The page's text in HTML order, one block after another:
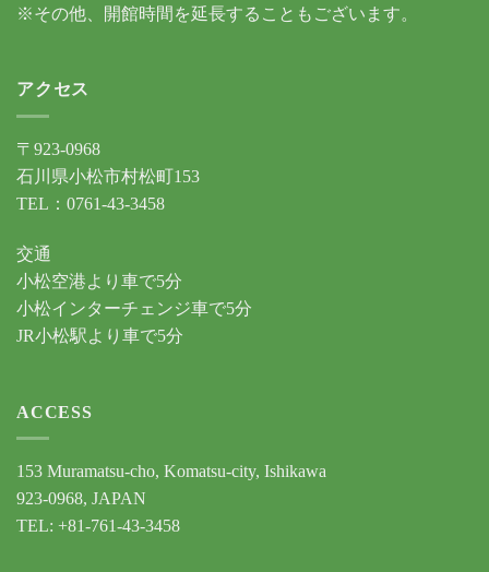
※その他、開館時間を延長することもございます。
アクセス
〒923-0968
石川県小松市村松町153
TEL：0761-43-3458
交通
小松空港より車で5分
小松インターチェンジ車で5分
JR小松駅より車で5分
ACCESS
153 Muramatsu-cho, Komatsu-city, Ishikawa
923-0968, JAPAN
TEL: +81-761-43-3458